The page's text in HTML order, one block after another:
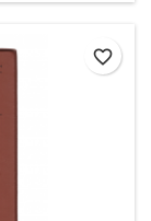
favorite_border